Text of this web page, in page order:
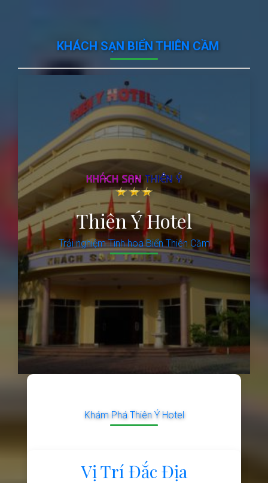
KHÁCH SẠN BIỂN THIÊN CẦM
Thiên Ý Hotel
Trải nghiệm Tinh hoa Biển Thiên Cầm
Khám Phá Thiên Ý Hotel
Vị Trí Đắc Địa